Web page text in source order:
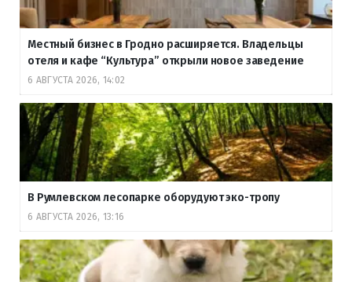
Местный бизнес в Гродно расширяется. Владельцы
отеля и кафе “Культура” открыли новое заведение
6 АВГУСТА 2026, 14:02
В Румлевском лесопарке оборудуют эко-тропу
6 АВГУСТА 2026, 13:16